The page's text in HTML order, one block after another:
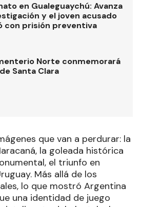
en Gualeguaychú: Avanza
y el joven acusado
con prisión preventiva
Norte conmemorará
Santa Clara
que van a perdurar: la
la goleada histórica
el triunfo en
Más allá de los
lo que mostró Argentina
una identidad de juego